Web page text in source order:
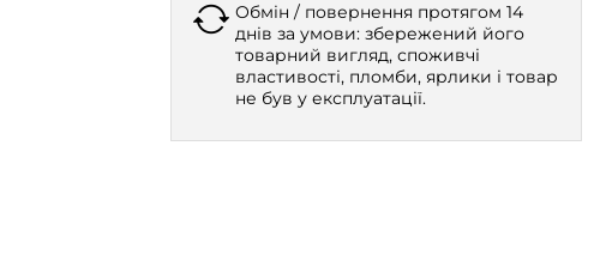
Обмін / повернення протягом 14
днів за умови: збережений його
товарний вигляд, споживчі
властивості, пломби, ярлики і товар
не був у експлуатації.